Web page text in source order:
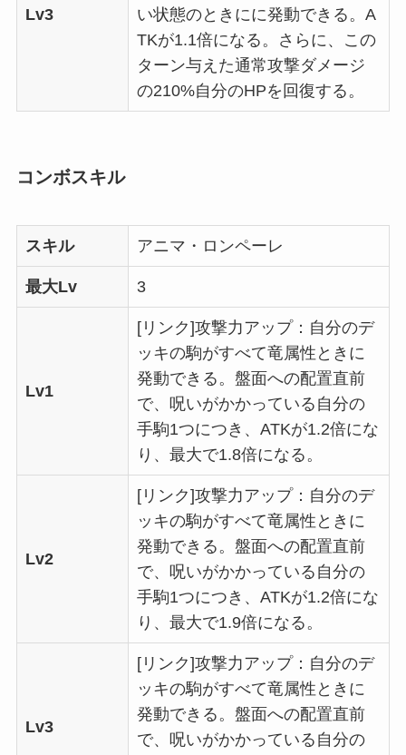
Lv3
い状態のときにに発動できる。A
TKが1.1倍になる。さらに、この
ターン与えた通常攻撃ダメージ
の210%自分のHPを回復する。
コンボスキル
スキル アニマ・ロンペーレ
最大Lv 3
Lv1
[リンク]攻撃力アップ：自分のデ
ッキの駒がすべて竜属性ときに
発動できる。盤面への配置直前
で、呪いがかかっている自分の
手駒1つにつき、ATKが1.2倍にな
り、最大で1.8倍になる。
Lv2
[リンク]攻撃力アップ：自分のデ
ッキの駒がすべて竜属性ときに
発動できる。盤面への配置直前
で、呪いがかかっている自分の
手駒1つにつき、ATKが1.2倍にな
り、最大で1.9倍になる。
Lv3
[リンク]攻撃力アップ：自分のデ
ッキの駒がすべて竜属性ときに
発動できる。盤面への配置直前
で、呪いがかかっている自分の